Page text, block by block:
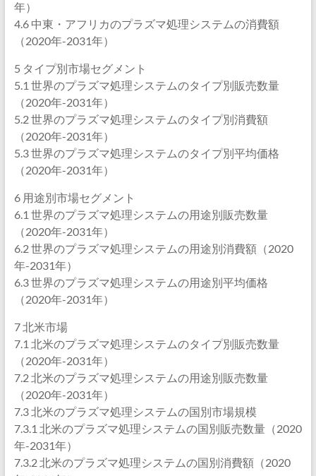
年）
4.6 中東・アフリカのプラズマ処理システムの消費額
（2020年-2031年）
5 タイプ別市場セグメント
5.1 世界のプラズマ処理システムのタイプ別販売数量
（2020年-2031年）
5.2 世界のプラズマ処理システムのタイプ別消費額
（2020年-2031年）
5.3 世界のプラズマ処理システムのタイプ別平均価格
（2020年-2031年）
6 用途別市場セグメント
6.1 世界のプラズマ処理システムの用途別販売数量
（2020年-2031年）
6.2 世界のプラズマ処理システムの用途別消費額（2020
年-2031年）
6.3 世界のプラズマ処理システムの用途別平均価格
（2020年-2031年）
7 北米市場
7.1 北米のプラズマ処理システムのタイプ別販売数量
（2020年-2031年）
7.2 北米のプラズマ処理システムの用途別販売数量
（2020年-2031年）
7.3 北米のプラズマ処理システムの国別市場規模
7.3.1 北米のプラズマ処理システムの国別販売数量（2020
年-2031年）
7.3.2 北米のプラズマ処理システムの国別消費額（2020